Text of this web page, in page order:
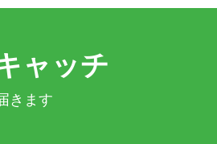
ャッチ
きます